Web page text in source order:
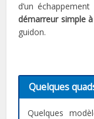
d’un
démarreur simple
guidon.
Quelques
Quelques